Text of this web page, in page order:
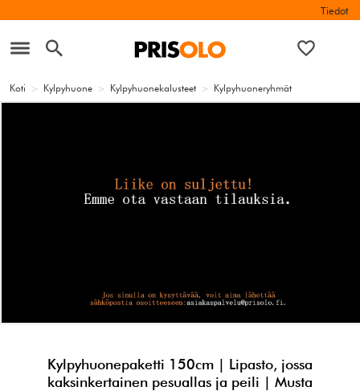
Tiedot
Koti > Kylpyhuone > Kylpyhuonekalusteet > Kylpyhuoneryhmät
Kylpyhuonepaketti 150cm | Lipasto, jossa
kaksinkertainen pesuallas ja peili | Musta